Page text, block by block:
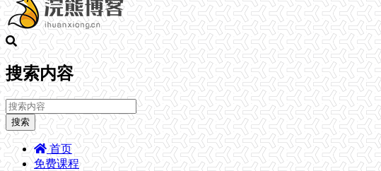
搜索内容
搜索
首页
免费课程